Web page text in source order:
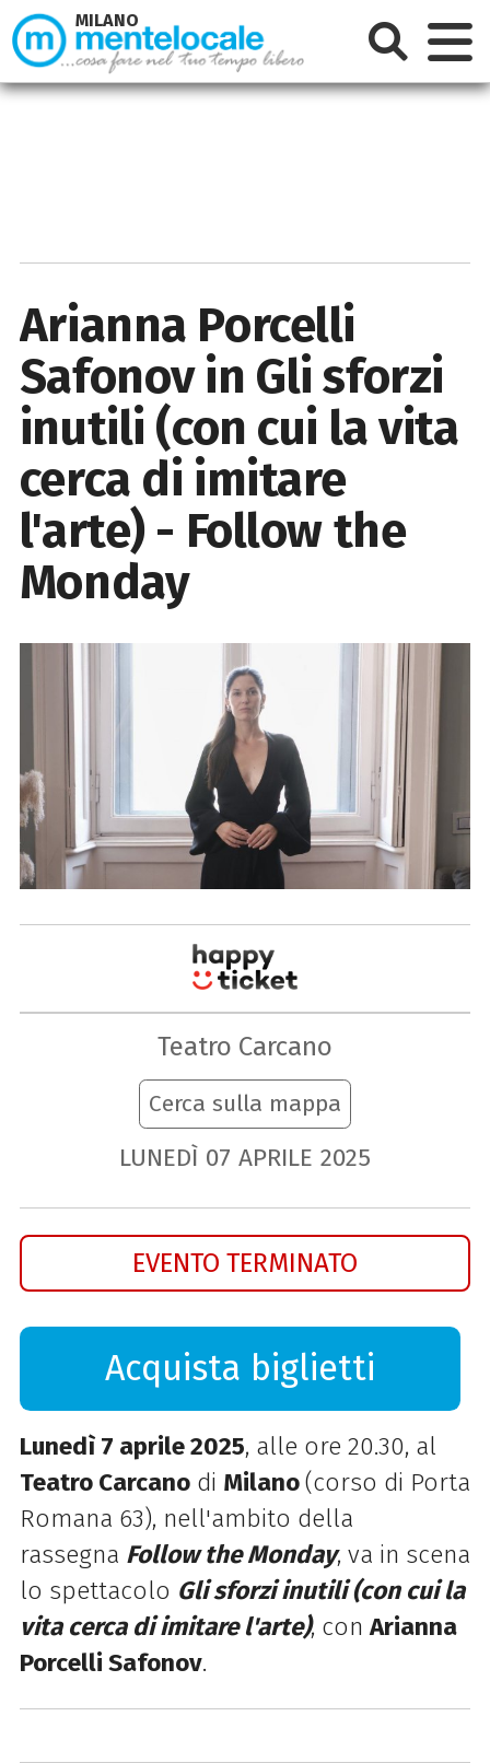
Arianna Porcelli
Safonov in Gli sforzi
inutili (con cui la vita
cerca di imitare
l'arte) - Follow the
Monday
Teatro Carcano
Cerca sulla mappa
LUNEDÌ 07 APRILE 2025
EVENTO TERMINATO
Acquista biglietti
Lunedì 7 aprile 2025, alle ore 20.30, al
Teatro Carcanodi Milano(corso di Porta
Romana 63), nell'ambito della
rassegna Follow the Monday, va in scena
lo spettacolo Gli sforzi inutili (con cui la
vita cerca di imitare l'arte), conArianna
Porcelli Safonov.
MILANO